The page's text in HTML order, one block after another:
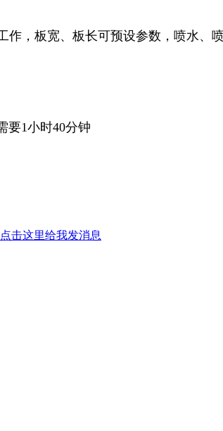
作，板宽、板长可预设参数，喷水、
要1小时40分钟